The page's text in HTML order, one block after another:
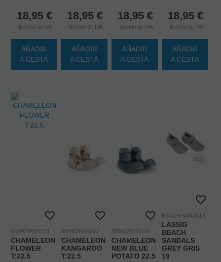
18,95 €
Exento de IVA
AÑADIR
A CESTA
18,95 €
Exento de IVA
AÑADIR
A CESTA
18,95 €
Exento de IVA
AÑADIR
A CESTA
18,95 €
Exento de IVA
AÑADIR
A CESTA
8809579154518
CHAMELEON
FLOWER
T:22.5
8809579154662
CHAMELEON
KANGAROO
T:22.5
8809579155140
CHAMELEON
NEW BLUE
POTATO 22.5
BEACH SANDALS
LASSIG
BEACH
SANDALS
GREY GRIS
19